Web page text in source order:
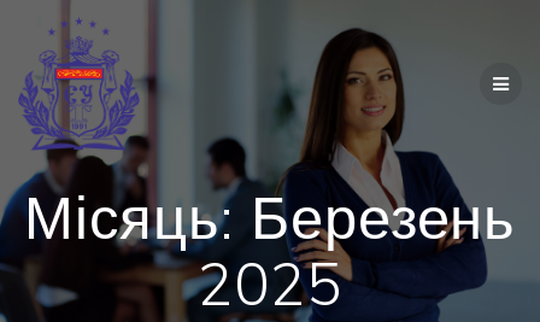
вмісту
Місяць: Березень
2025